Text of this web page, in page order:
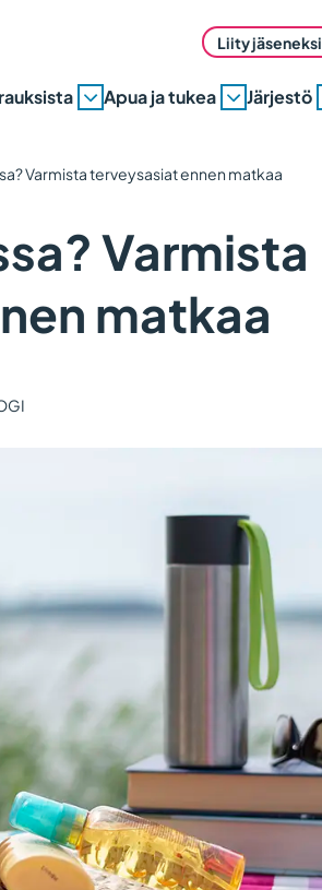
Liity jäseneksi
Apua ja tukea Järjestö
Varmista terveysasiat ennen matkaa
Varmista
matkaa